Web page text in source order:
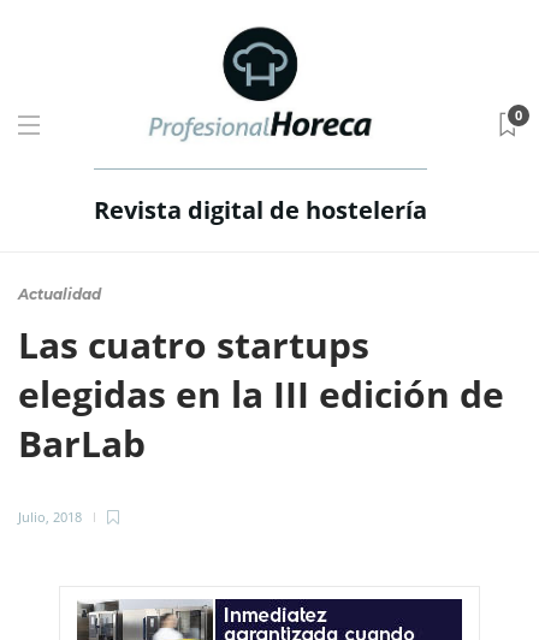
Revista digital de hostelería
0
Actualidad
Las cuatro startups
elegidas en la III edición de
BarLab
Julio, 2018